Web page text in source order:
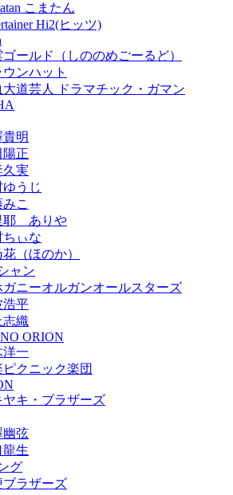
こまたん
Hi2(ヒッツ)
ールド（しののめごーるど）
ウンハット
大道芸人 ドラマチック・ガマン
明
陽正
久実
ゆうじ
こ
耶 ありや
ちぃな
（ほのか）
ャン
ガニーオルガンオールスターズ
浩平
志織
ORION
洋一
ピクニック楽団
ヤキ・ブラザーズ
幽弦
龍生
グ
ブラザーズ